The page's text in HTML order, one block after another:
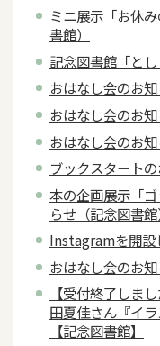
ミニ展示「お休
書館）
記念図書館「と
おはなし会のお知
おはなし会のお知
おはなし会のお知
ブックスタート
本の企画展示「
らせ（記念図書館
Instagramを開設
おはなし会のお知
【受付終了し
田夏佳さん『イ
【記念図書館】